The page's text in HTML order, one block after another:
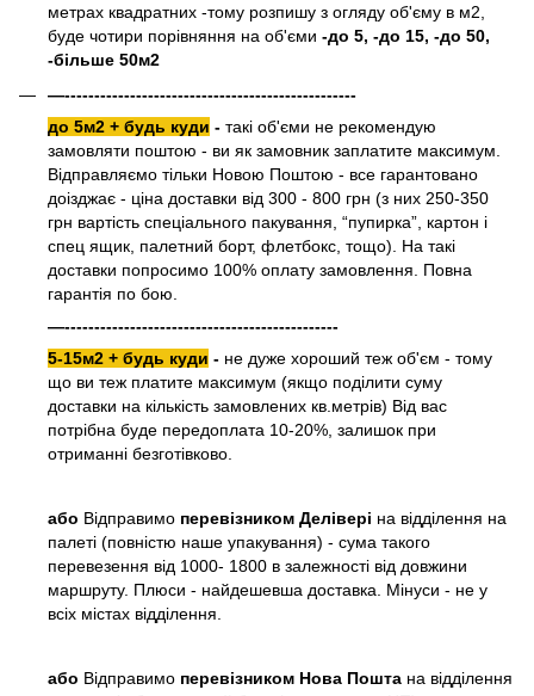
метрах квадратних -тому розпишу з огляду об'єму в м2,
буде чотири порівняння на об'єми -до 5, -до 15, -до 50,
-більше 50м2
—-------------------------------------------------
до 5м2 + будь куди - такі об'єми не рекомендую
замовляти поштою - ви як замовник заплатите максимум.
Відправляємо тільки Новою Поштою - все гарантовано
доізджає - ціна доставки від 300 - 800 грн (з них 250-350
грн вартість спеціального пакування, “пупирка”, картон і
спец ящик, палетний борт, флетбокс, тощо). На такі
доставки попросимо 100% оплату замовлення. Повна
гарантія по бою.
—----------------------------------------------
5-15м2 + будь куди - не дуже хороший теж об'єм - тому
що ви теж платите максимум (якщо поділити суму
доставки на кількість замовлених кв.метрів) Від вас
потрібна буде передоплата 10-20%, залишок при
отриманні безготівково.
або Відправимо перевізником Делівері на відділення на
палеті (повністю наше упакування) - сума такого
перевезення від 1000- 1800 в залежності від довжини
маршруту. Плюси - найдешевша доставка. Мінуси - не у
всіх містах відділення.
або Відправимо перевізником Нова Пошта на відділення